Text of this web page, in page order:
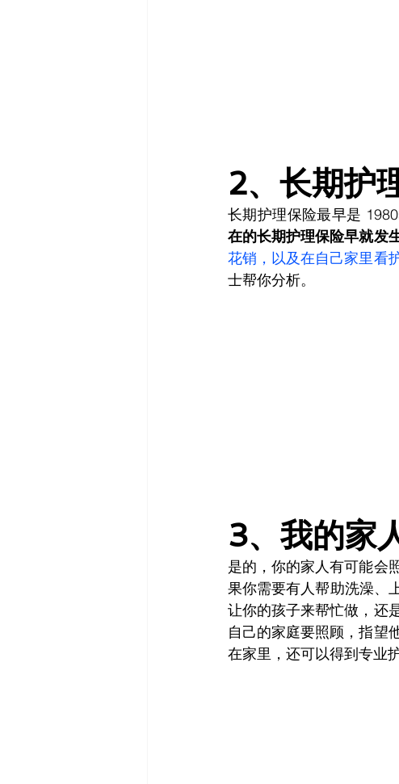
2、长期护
长期护理保险最早是
在的长期护理保险早就发
花销，以及在自己家里看
士帮你分析。
3、我的家
是的，你的家人有可能会
果你需要有人帮助洗澡、
让你的孩子来帮忙做，还
自己的家庭要照顾，指望
在家里，还可以得到专业